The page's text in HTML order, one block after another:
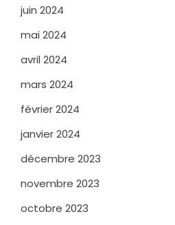
juin 2024
mai 2024
avril 2024
mars 2024
février 2024
janvier 2024
décembre 2023
novembre 2023
octobre 2023